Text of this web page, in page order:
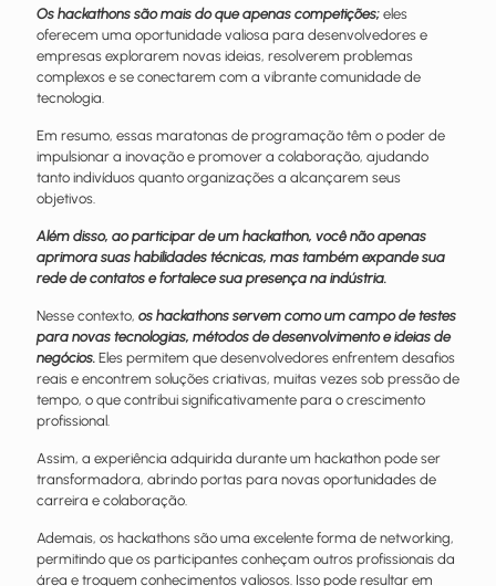
Os hackathons são mais do que apenas competições; eles
oferecem uma oportunidade valiosa para desenvolvedores e
empresas explorarem novas ideias, resolverem problemas
complexos e se conectarem com a vibrante comunidade de
tecnologia.
Em resumo, essas maratonas de programação têm o poder de
impulsionar a inovação e promover a colaboração, ajudando
tanto indivíduos quanto organizações a alcançarem seus
objetivos.
Além disso, ao participar de um hackathon, você não apenas
aprimora suas habilidades técnicas, mas também expande sua
rede de contatos e fortalece sua presença na indústria.
Nesse contexto, os hackathons servem como um campo de testes
para novas tecnologias, métodos de desenvolvimento e ideias de
negócios. Eles permitem que desenvolvedores enfrentem desafios
reais e encontrem soluções criativas, muitas vezes sob pressão de
tempo, o que contribui significativamente para o crescimento
profissional.
Assim, a experiência adquirida durante um hackathon pode ser
transformadora, abrindo portas para novas oportunidades de
carreira e colaboração.
Ademais, os hackathons são uma excelente forma de networking,
permitindo que os participantes conheçam outros profissionais da
área e troquem conhecimentos valiosos. Isso pode resultar em